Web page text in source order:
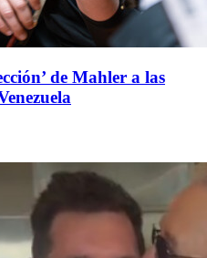
de Mahler a las